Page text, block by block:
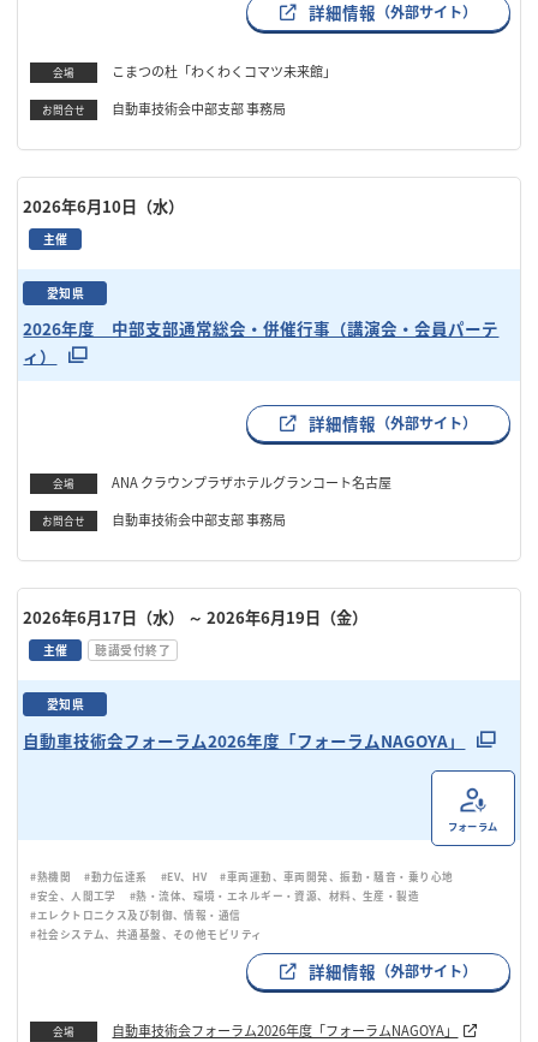
詳細情報 （外部サイト）
会場 こまつの杜「わくわくコマツ未来館」
お問合せ 自動車技術会中部支部 事務局
2026年6月10日（水）
主催
愛知県
2026年度 中部支部通常総会・併催行事（講演会・会員パーテ
ィ）
詳細情報 （外部サイト）
会場 ANA クラウンプラザホテルグランコート名古屋
お問合せ 自動車技術会中部支部 事務局
2026年6月17日（水） ～ 2026年6月19日（金）
主催 聴講受付終了
愛知県
自動車技術会フォーラム2026年度「フォーラムNAGOYA」
フォーラム
#熱機関 #動力伝達系 #EV、HV
#車両運動、車両開発、振動・騒音・乗り心地
#安全、人間工学
#熱・流体、環境・エネルギー・資源、材料、生産・製造
#エレクトロニクス及び制御、情報・通信
#社会システム、共通基盤、その他モビリティ
詳細情報 （外部サイト）
会場 自動車技術会フォーラム2026年度「フォーラムNAGOYA」